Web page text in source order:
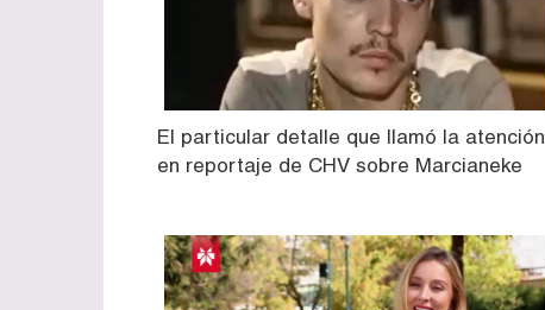
El particular detalle que llamó la atención
en reportaje de CHV sobre Marcianeke